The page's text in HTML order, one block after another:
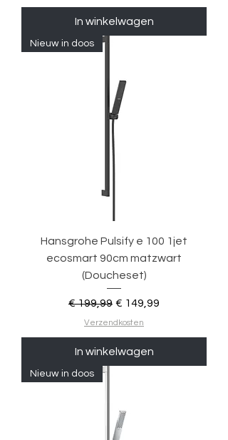
In winkelwagen
Nieuw in doos
Hansgrohe Pulsify e 100 1jet
ecosmart 90cm matzwart
(Doucheset)
Normale prijs
€ 199,99 Verkoopprijs
€ 149,99
Verzendkosten
In winkelwagen
Nieuw in doos